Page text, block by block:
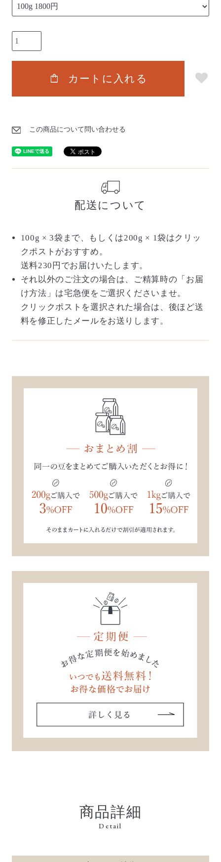
shopping_bag カートに入れる
この商品について問い合わせる
配送について
100g × 3袋まで、もしくは200g × 1袋はクリッ
クポストがおすすめ。
送料230円でお届けいたします。
それ以外のご注文の場合は、ご精算時の「お届
け方法」は宅急便をご選択くださいませ。
クリックポストを選択された場合は、後ほど送
料を修正したメールをお送りします。
商品詳細
Detail